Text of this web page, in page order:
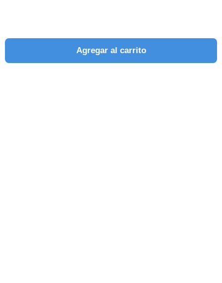
Agregar al carrito